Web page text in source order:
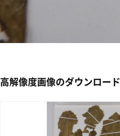
高解像度画像のダウンロード